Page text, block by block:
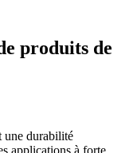
produits de
une durabilité
applications à forte